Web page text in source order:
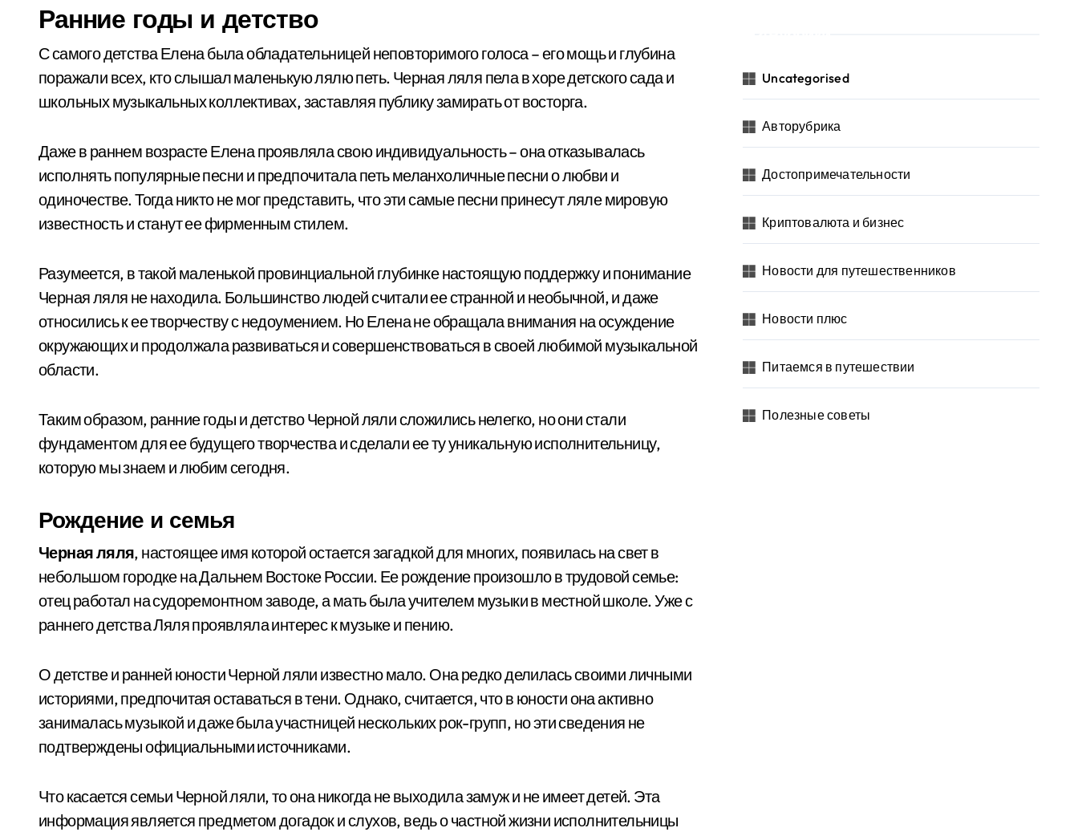
Ранние годы и детство
С самого детства Елена была обладательницей неповторимого голоса – его мощь и глубина
поражали всех, кто слышал маленькую лялю петь. Черная ляля пела в хоре детского сада и
школьных музыкальных коллективах, заставляя публику замирать от восторга.
Даже в раннем возрасте Елена проявляла свою индивидуальность – она отказывалась
исполнять популярные песни и предпочитала петь меланхоличные песни о любви и
одиночестве. Тогда никто не мог представить, что эти самые песни принесут ляле мировую
известность и станут ее фирменным стилем.
Разумеется, в такой маленькой провинциальной глубинке настоящую поддержку и понимание
Черная ляля не находила. Большинство людей считали ее странной и необычной, и даже
относились к ее творчеству с недоумением. Но Елена не обращала внимания на осуждение
окружающих и продолжала развиваться и совершенствоваться в своей любимой музыкальной
области.
Таким образом, ранние годы и детство Черной ляли сложились нелегко, но они стали
фундаментом для ее будущего творчества и сделали ее ту уникальную исполнительницу,
которую мы знаем и любим сегодня.
Рождение и семья
Черная ляля, настоящее имя которой остается загадкой для многих, появилась на свет в
небольшом городке на Дальнем Востоке России. Ее рождение произошло в трудовой семье:
отец работал на судоремонтном заводе, а мать была учителем музыки в местной школе. Уже с
раннего детства Ляля проявляла интерес к музыке и пению.
О детстве и ранней юности Черной ляли известно мало. Она редко делилась своими личными
историями, предпочитая оставаться в тени. Однако, считается, что в юности она активно
занималась музыкой и даже была участницей нескольких рок-групп, но эти сведения не
подтверждены официальными источниками.
Что касается семьи Черной ляли, то она никогда не выходила замуж и не имеет детей. Эта
информация является предметом догадок и слухов, ведь о частной жизни исполнительницы
Uncategorised
Авторубрика
Достопримечательности
Криптовалюта и бизнес
Новости для путешественников
Новости плюс
Питаемся в путешествии
Полезные советы